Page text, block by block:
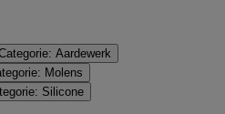
Aardewerk
Molens
Silicone